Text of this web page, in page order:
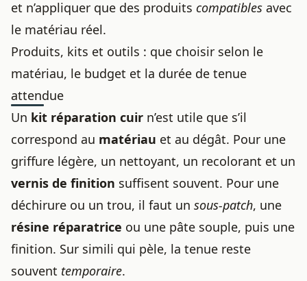
et n’appliquer que des produits compatibles avec
le matériau réel.
Produits, kits et outils : que choisir selon le
matériau, le budget et la durée de tenue
attendue
Un kit réparation cuir n’est utile que s’il
correspond au matériau et au dégât. Pour une
griffure légère, un nettoyant, un recolorant et un
vernis de finition suffisent souvent. Pour une
déchirure ou un trou, il faut un sous-patch, une
résine réparatrice ou une pâte souple, puis une
finition. Sur simili qui pèle, la tenue reste
souvent temporaire.